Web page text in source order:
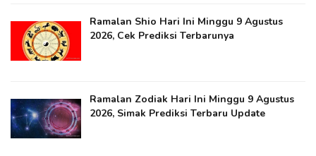
Ramalan Shio Hari Ini Minggu 9 Agustus
2026, Cek Prediksi Terbarunya
Ramalan Zodiak Hari Ini Minggu 9 Agustus
2026, Simak Prediksi Terbaru Update